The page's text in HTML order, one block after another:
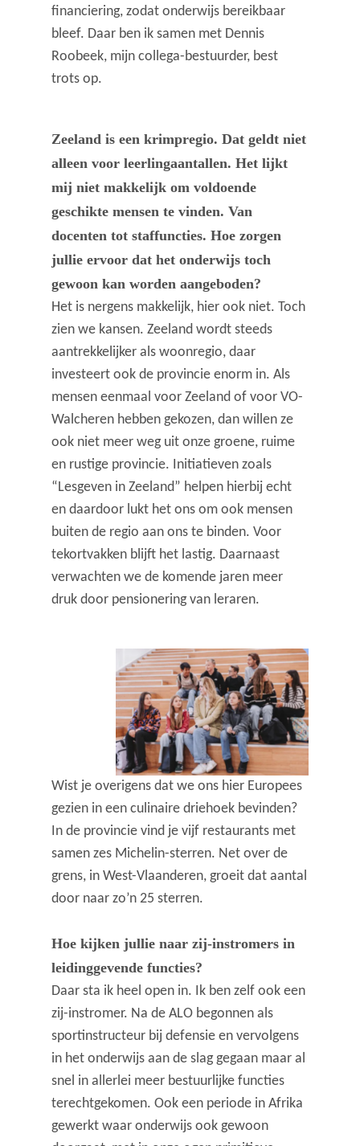
financiering, zodat onderwijs bereikbaar
bleef. Daar ben ik samen met Dennis
Roobeek, mijn collega-bestuurder, best
trots op.
Zeeland is een krimpregio. Dat geldt niet
alleen voor leerlingaantallen. Het lijkt
mij niet makkelijk om voldoende
geschikte mensen te vinden. Van
docenten tot staffuncties. Hoe zorgen
jullie ervoor dat het onderwijs toch
gewoon kan worden aangeboden?
Het is nergens makkelijk, hier ook niet. Toch
zien we kansen. Zeeland wordt steeds
aantrekkelijker als woonregio, daar
investeert ook de provincie enorm in. Als
mensen eenmaal voor Zeeland of voor VO-
Walcheren hebben gekozen, dan willen ze
ook niet meer weg uit onze groene, ruime
en rustige provincie. Initiatieven zoals
“Lesgeven in Zeeland” helpen hierbij echt
en daardoor lukt het ons om ook mensen
buiten de regio aan ons te binden. Voor
tekortvakken blijft het lastig. Daarnaast
verwachten we de komende jaren meer
druk door pensionering van leraren.
Wist je overigens dat we ons hier Europees
gezien in een culinaire driehoek bevinden?
In de provincie vind je vijf restaurants met
samen zes Michelin-sterren. Net over de
grens, in West-Vlaanderen, groeit dat aantal
door naar zo’n 25 sterren.
Hoe kijken jullie naar zij-instromers in
leidinggevende functies?
Daar sta ik heel open in. Ik ben zelf ook een
zij-instromer. Na de ALO begonnen als
sportinstructeur bij defensie en vervolgens
in het onderwijs aan de slag gegaan maar al
snel in allerlei meer bestuurlijke functies
terechtgekomen. Ook een periode in Afrika
gewerkt waar onderwijs ook gewoon